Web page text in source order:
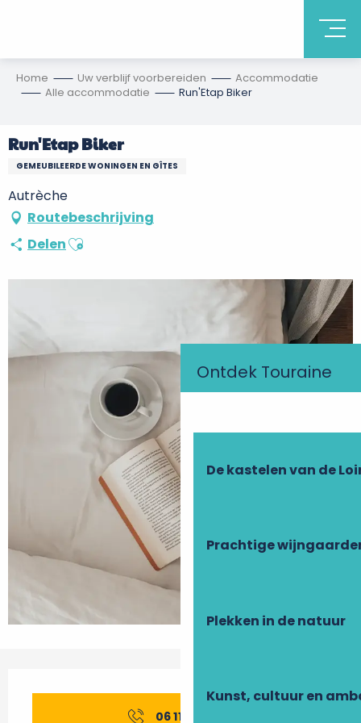
Ontdek Touraine
De kastelen van de
Prachtige
Plekken in de natuur
Kunst, cultuur en
Home Uw verblijf voorbereiden
Accommodatie
Alle accommodatie
Run'Etap Biker
Run'Etap Biker
GEMEUBILEERDE WONINGEN EN GÎTES
Autrèche
Routebeschrijving
DelenAjouter aux favoris
06 11 16 27